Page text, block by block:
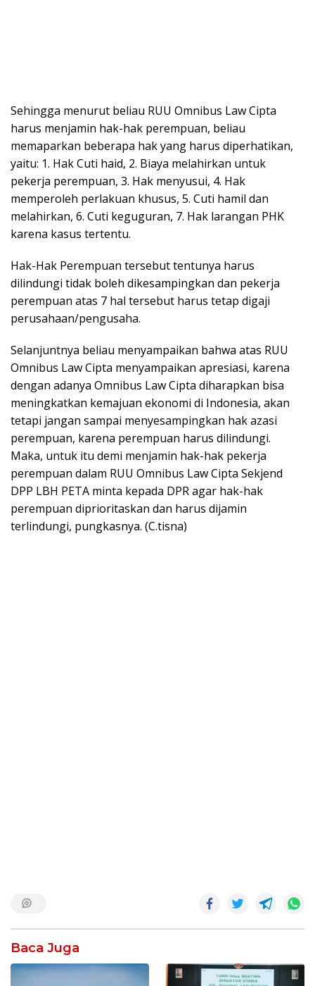
Sehingga menurut beliau RUU Omnibus Law Cipta
harus menjamin hak-hak perempuan, beliau
memaparkan beberapa hak yang harus diperhatikan,
yaitu: 1. Hak Cuti haid, 2. Biaya melahirkan untuk
pekerja perempuan, 3. Hak menyusui, 4. Hak
memperoleh perlakuan khusus, 5. Cuti hamil dan
melahirkan, 6. Cuti keguguran, 7. Hak larangan PHK
karena kasus tertentu.
Hak-Hak Perempuan tersebut tentunya harus
dilindungi tidak boleh dikesampingkan dan pekerja
perempuan atas 7 hal tersebut harus tetap digaji
perusahaan/pengusaha.
Selanjuntnya beliau menyampaikan bahwa atas RUU
Omnibus Law Cipta menyampaikan apresiasi, karena
dengan adanya Omnibus Law Cipta diharapkan bisa
meningkatkan kemajuan ekonomi di Indonesia, akan
tetapi jangan sampai menyesampingkan hak azasi
perempuan, karena perempuan harus dilindungi.
Maka, untuk itu demi menjamin hak-hak pekerja
perempuan dalam RUU Omnibus Law Cipta Sekjend
DPP LBH PETA minta kepada DPR agar hak-hak
perempuan diprioritaskan dan harus dijamin
terlindungi, pungkasnya. (C.tisna)
Baca Juga